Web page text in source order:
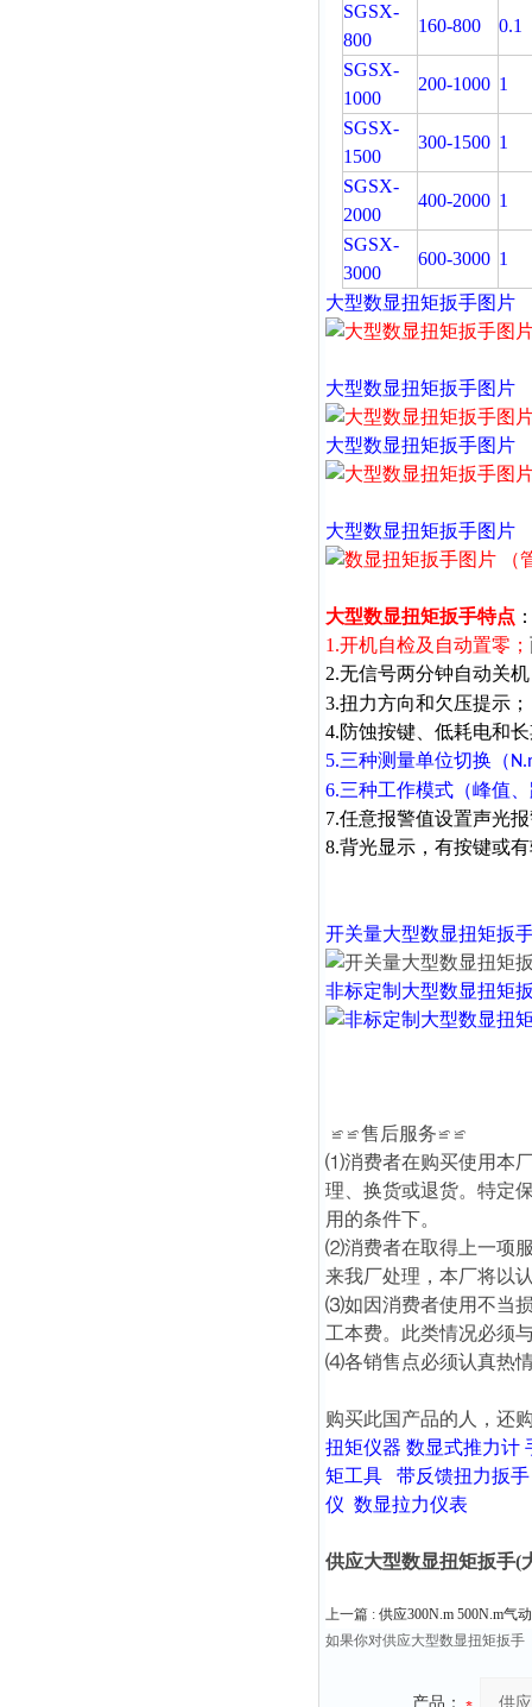
SGSX-
800
160-800 0.1
SGSX-
1000
200-1000 1
SGSX-
1500
300-1500 1
SGSX-
2000
400-2000 1
SGSX-
3000
600-3000 1
大型数显扭矩扳手图片
大型数显扭矩扳手图片
大型数显扭矩扳手图片
大型数显扭矩扳手图片
大型数显扭矩扳手特点
1.开机自检及自动置零；
2.无信号两分钟自动关
3.扭力方向和欠压提示；
4.防蚀按键、低耗电和
5.三种测量单位切换（
6.三种工作模式（峰值
7.任意报警值设置声光
8.背光显示，有按键或
开关量大型数显扭矩扳
非标定制大型数显扭矩
≌≌售后服务≌≌
⑴消费者在购买使用本
理、换货或退货。特定
用的条件下。
⑵消费者在取得上一项
来我厂处理，本厂将以
⑶如因消费者使用不当
工本费。此类情况必须
⑷各销售点必须认真热
购买此国产品的人，还
扭矩仪器 数显式推力计
矩工具
带反馈扭力扳手
仪 数显拉力仪表
供应大型数显扭矩扳手(
上一篇 : 供应300N.m 500N.m气
如果你对供应大型数显扭矩扳手
产品：